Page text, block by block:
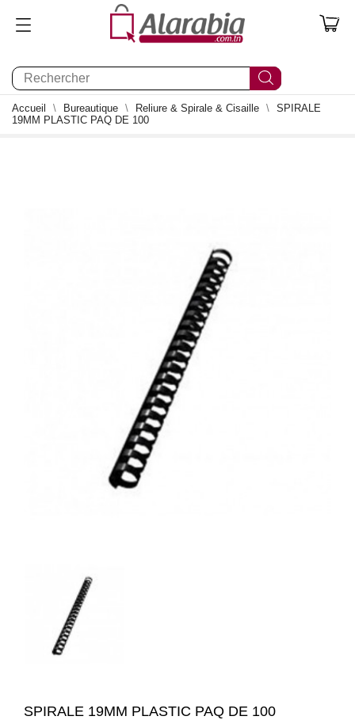
0
Accueil Bureautique Reliure & Spirale & Cisaille
SPIRALE
19MM PLASTIC PAQ DE 100
SPIRALE 19MM PLASTIC PAQ DE 100